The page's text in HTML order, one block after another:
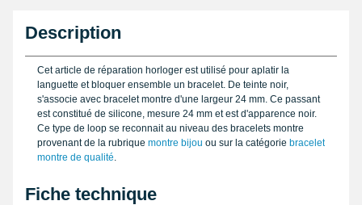
Description
Cet article de réparation horloger est utilisé pour aplatir la
languette et bloquer ensemble un bracelet. De teinte noir,
s'associe avec bracelet montre d'une largeur 24 mm. Ce passant
est constitué de silicone, mesure 24 mm et est d'apparence noir.
Ce type de loop se reconnait au niveau des bracelets montre
provenant de la rubrique montre bijou ou sur la catégorie bracelet
montre de qualité.
Fiche technique